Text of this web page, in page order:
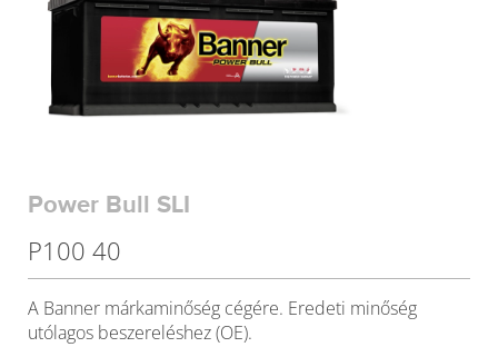
Power Bull SLI
P100 40
A Banner márkaminőség cégére. Eredeti minőség
utólagos beszereléshez (OE).